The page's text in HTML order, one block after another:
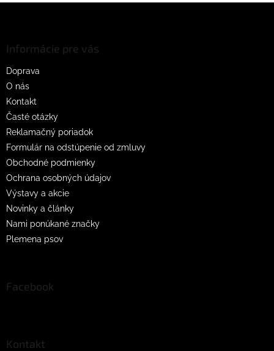
l
v
Informácie pre vás
Doprava
O nás
Kontakt
Časté otázky
Reklamačný poriadok
Formulár na odstúpenie od zmluvy
Obchodné podmienky
Ochrana osobných údajov
Výstavy a akcie
Novinky a články
Nami ponúkané značky
Plemena psov
Facebook
Kontakt